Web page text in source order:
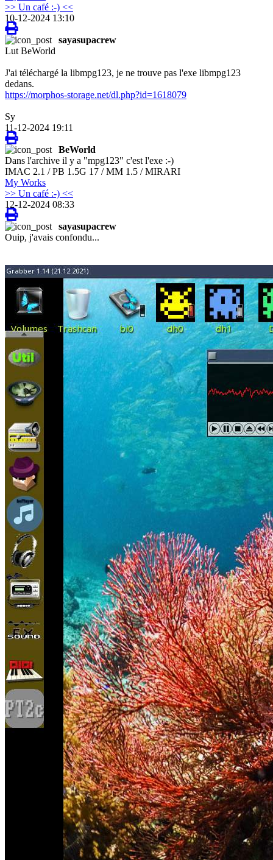
>> Un café :-) <<
10-12-2024 13:10
sayasupacrew
Lut BeWorld
J'ai téléchargé la libmpg123, je ne trouve pas l'exe libmpg123
dedans.
https://morphos-storage.net/dl.php?id=1618079
Sy
11-12-2024 19:11
BeWorld
Dans l'archive il y a "mpg123" c'est l'exe :-)
IMAC 2.1 / PB 1.5G 17 / MM 1.5 / MIRARI
My Works
>> Un café :-) <<
12-12-2024 08:33
sayasupacrew
Ouip, j'avais confondu...